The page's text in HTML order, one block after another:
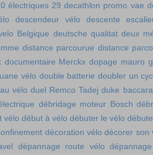
électriques 29 decathlon promo vae
descendeur vélo
descente
Belgique deutsche qualitat deux
distance parcourue distance
documentaire Merckx dopage mauro
vélo double batterie doubler un
vélo duel Remco Tadej duke baccara
débridage moteur Bosch
vélo début à vélo débuter le vélo
décoration vélo décorer son
dépannage route vélo